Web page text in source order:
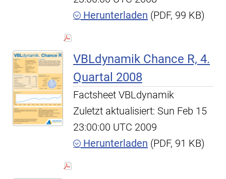
Herunterladen (PDF, 99 KB)
VBLdynamik Chance R, 4.
Quartal 2008
Factsheet VBLdynamik
Zuletzt aktualisiert: Sun Feb 15
23:00:00 UTC 2009
Herunterladen (PDF, 91 KB)